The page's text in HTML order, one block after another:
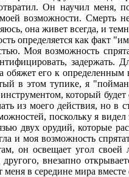
Он научил меня,
возможнос­ти. Смерть
она живет всегда, и
определяется как факт
Моя возможность
задержать.
обяжет его к
в этом тупике, я
который
из моего действия, но в
поскольку я
двух орудий, которые
и моя возможность
он освещает угол
внезапно
в середине мира вместе